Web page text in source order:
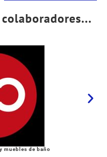
muebles de baño